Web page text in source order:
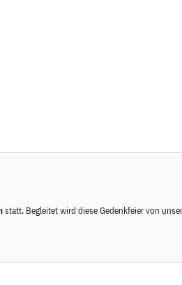
statt. Begleitet wird diese Gedenkfeier von